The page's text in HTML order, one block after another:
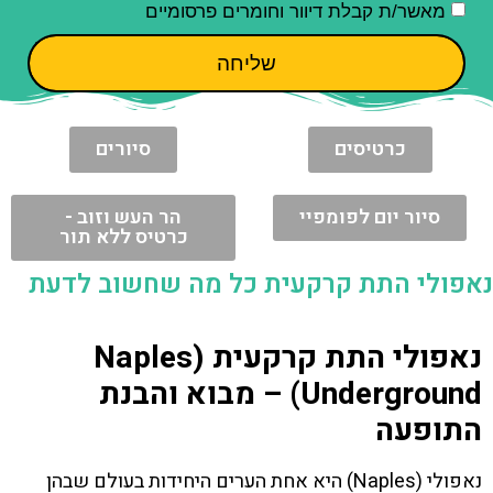
מאשר/ת קבלת דיוור וחומרים פרסומיים
שליחה
כרטיסים סיורים
סיור יום לפומפיי הר העש וזוב -
כרטיס ללא תור
נאפולי התת קרקעית כל מה שחשוב לדעת
נאפולי התת קרקעית (Naples
Underground) – מבוא והבנת
התופעה
נאפולי (Naples) היא אחת הערים היחידות בעולם שבהן